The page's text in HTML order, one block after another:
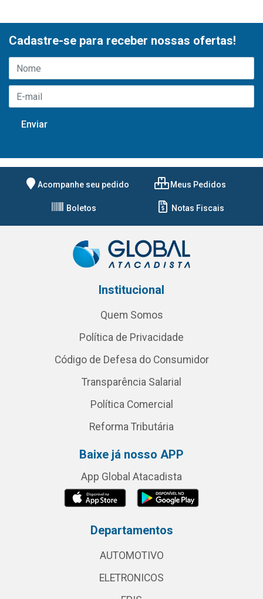
Cadastre-se para receber nossas ofertas!
Acompanhe seu pedido Meus Pedidos
Boletos Notas Fiscais
Institucional
Quem Somos
Política de Privacidade
Código de Defesa do Consumidor
Transparência Salarial
Política Comercial
Reforma Tributária
Baixe já nosso APP
App Global Atacadista
Departamentos
AUTOMOTIVO
ELETRONICOS